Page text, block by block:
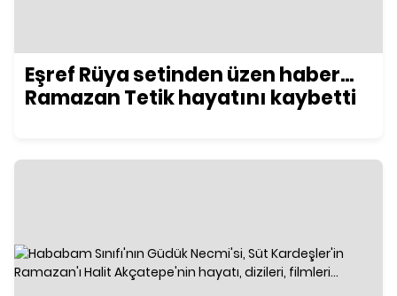
Eşref Rüya setinden üzen haber...
Ramazan Tetik hayatını kaybetti